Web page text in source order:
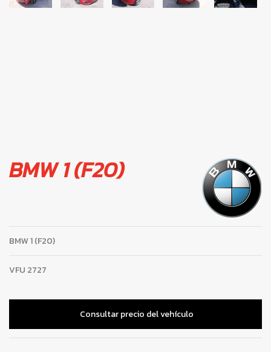
BMW 1 (F20)
BMW 1 (F20)
VFU 2727
Consultar precio del vehículo